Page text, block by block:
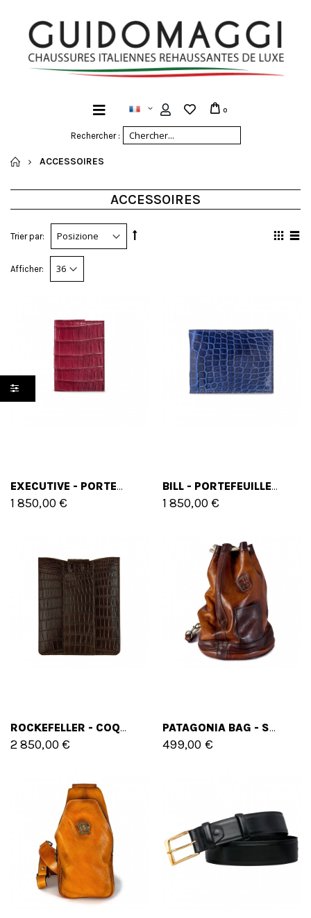
Rechercher :
0
ACCUEIL
ACCESSOIRES
ACCESSOIRES
Trier par:
Afficher:
EXECUTIVE - PORTEFEUILLE EN CUIR D'ALLIGATOR
1 850,00 €
BILL - PORTEFEUILLE EN CUIR D'ALLIGATOR
1 850,00 €
ROCKEFELLER - COQUE D’IPAD ET DE TABLETTE
2 850,00 €
PATAGONIA BAG - SAC PRATESI
499,00 €